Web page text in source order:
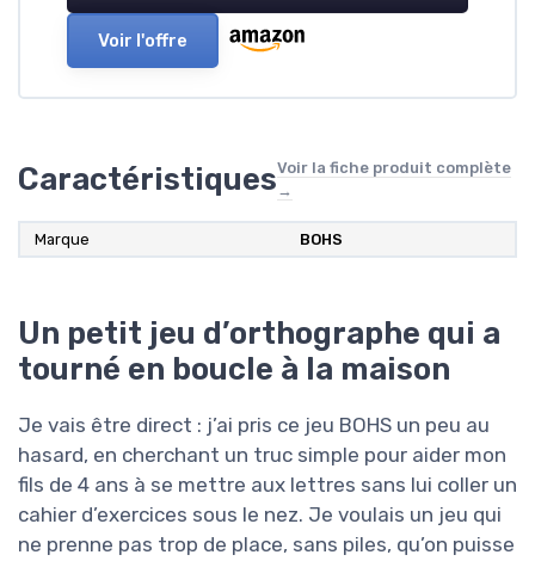
Voir l'offre
CaractéristiquesVoir la fiche produit complète
→
Marque BOHS
Un petit jeu d’orthographe qui a
tourné en boucle à la maison
Je vais être direct : j’ai pris ce jeu BOHS un peu au
hasard, en cherchant un truc simple pour aider mon
fils de 4 ans à se mettre aux lettres sans lui coller un
cahier d’exercices sous le nez. Je voulais un jeu qui
ne prenne pas trop de place, sans piles, qu’on puisse